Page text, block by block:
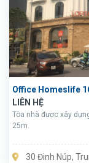
Office Homeslife
LIÊN HỆ
Tòa nhà được xây
25m.
30 Đinh Núp,